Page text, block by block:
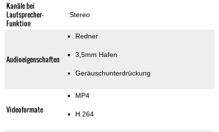
Kanäle bei
Lautsprecher-
Funktion
Stereo
Audioeigenschaften
Redner
3,5mm Hafen
Geräuschunterdrückung
Videoformate
MP4
H.264